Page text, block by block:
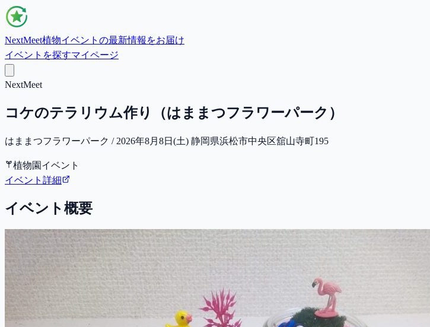
NextMeet植物イベントの最新情報をお届け
イベントを探すマイページ
NextMeet
コケのテラリウム作り（はままつフラワーパーク）
はままつフラワーパーク / 2026年8月8日(土) 静岡県浜松市中央区舘山寺町195
植物園イベント
イベント詳細
イベント概要